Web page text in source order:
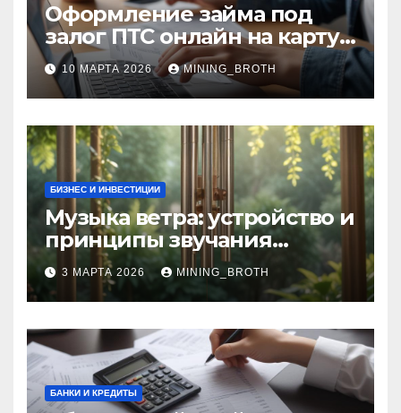
Оформление займа под
залог ПТС онлайн на карту
без визита в офис: порядок,
требования и документы
10 МАРТА 2026 MINING_BROTH
БИЗНЕС И ИНВЕСТИЦИИ
Музыка ветра: устройство и
принципы звучания
колокольчиков
3 МАРТА 2026 MINING_BROTH
БАНКИ И КРЕДИТЫ